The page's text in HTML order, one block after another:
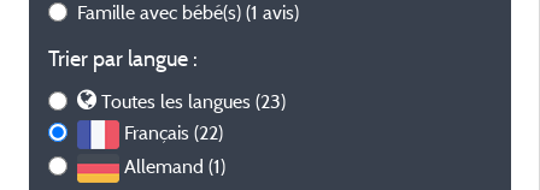
Famille avec bébé(s) (1 avis)
Trier par langue :
Toutes les langues (23)
Français (22)
Allemand (1)